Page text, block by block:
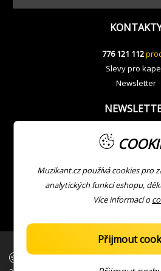
776 121 112
Slevy pro
Newsletter
| Copyright © Muzikant
Muzikant.cz používá cookies pro
analytických funkcí eshopu,
Více informací o
Přijmout